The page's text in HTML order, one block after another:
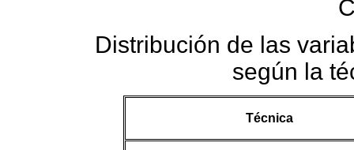
Distribución de las
según la
Técnica